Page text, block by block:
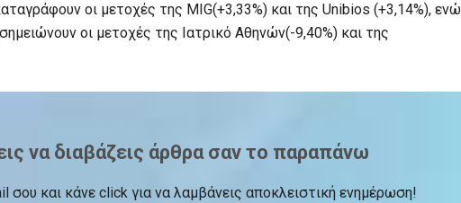
οι μετοχές της MIG(+3,33%) και της Unibios (+3,14%), ενώ
οι μετοχές της Ιατρικό Αθηνών(-9,40%) και της
να διαβάζεις άρθρα σαν το παραπάνω
σου και κάνε click για να λαμβάνεις αποκλειστική ενημέρωση!